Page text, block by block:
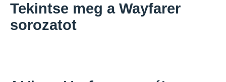
Tekintse meg a Wayfarer
sorozatot